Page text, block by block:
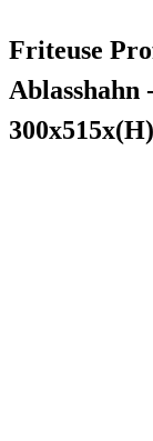
Friteuse
Ablasshahn